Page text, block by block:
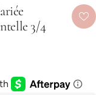
3/4